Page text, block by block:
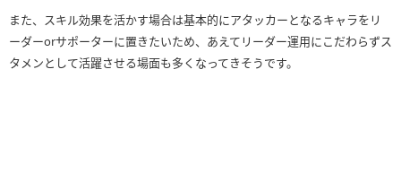
また、スキル効果を活かす場合は基本的にアタッカーとなるキャラをリ
ーダーorサポーターに置きたいため、あえてリーダー運用にこだわらずス
タメンとして活躍させる場面も多くなってきそうです。